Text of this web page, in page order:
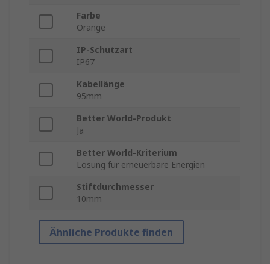
Farbe
Orange
IP-Schutzart
IP67
Kabellänge
95mm
Better World-Produkt
Ja
Better World-Kriterium
Lösung für erneuerbare Energien
Stiftdurchmesser
10mm
Ähnliche Produkte finden